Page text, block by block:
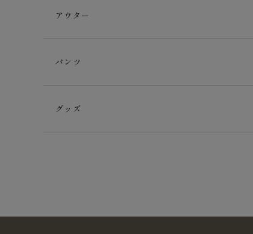
アウター
パンツ
グッズ